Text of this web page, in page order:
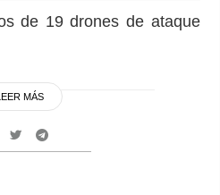
de 19 drones de ataque
LEER MÁS